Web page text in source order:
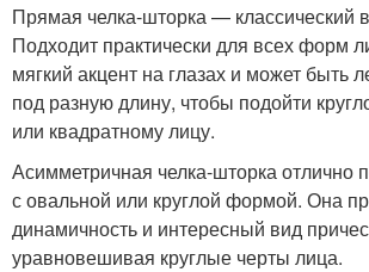
Прямая челка-шторка — классический
Подходит практически для всех форм
мягкий акцент на глазах и может быть
под разную длину, чтобы подойти
или квадратному лицу.
Асимметричная челка-шторка отлично
с овальной или круглой формой. Она
динамичность и интересный вид
уравновешивая круглые черты лица.